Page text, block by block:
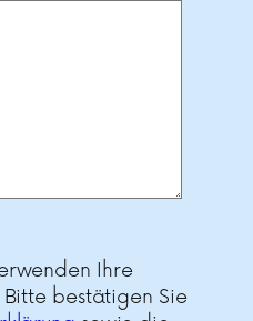
Ihre
bestätigen Sie